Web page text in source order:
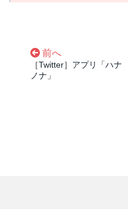
前へ
［Twitter］アプリ「ハナ
ノナ」